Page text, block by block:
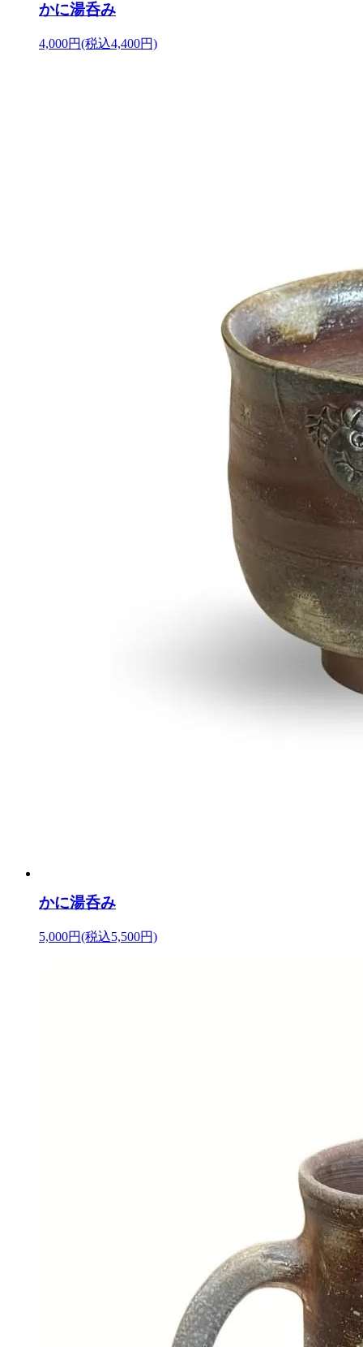
かに湯呑み
4,000円(税込4,400円)
かに湯呑み
5,000円(税込5,500円)